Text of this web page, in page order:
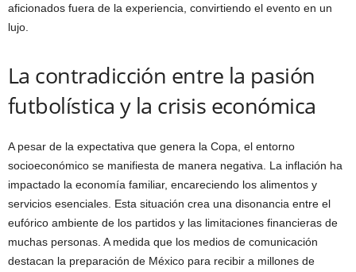
aficionados fuera de la experiencia, convirtiendo el evento en un
lujo.
La contradicción entre la pasión
futbolística y la crisis económica
A pesar de la expectativa que genera la Copa, el entorno
socioeconómico se manifiesta de manera negativa. La inflación ha
impactado la economía familiar, encareciendo los alimentos y
servicios esenciales. Esta situación crea una disonancia entre el
eufórico ambiente de los partidos y las limitaciones financieras de
muchas personas. A medida que los medios de comunicación
destacan la preparación de México para recibir a millones de